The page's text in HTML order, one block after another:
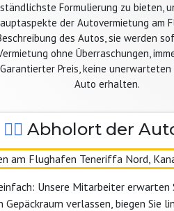
Formulierung zu bieten,
der Autovermietung am
des Autos, sie werden
ohne Überraschungen,
Preis, keine
Auto erhalten.
Abholort der
Unsere Mitarbeiter
Gepäckraum verlassen, biegen